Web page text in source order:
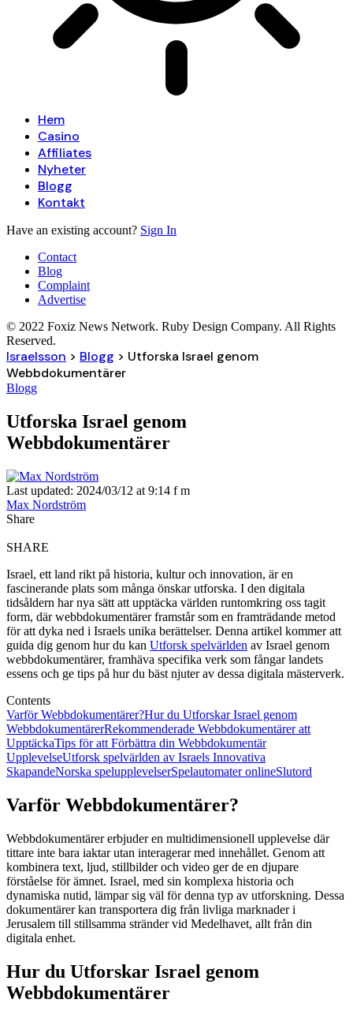
Hem
Casino
Affiliates
Nyheter
Blogg
Kontakt
Have an existing account? Sign In
Contact
Blog
Complaint
Advertise
© 2022 Foxiz News Network. Ruby Design Company. All Rights
Reserved.
Israelsson > Blogg > Utforska Israel genom
Webbdokumentärer
Blogg
Utforska Israel genom
Webbdokumentärer
Last updated: 2024/03/12 at 9:14 f m
Max Nordström
Share
SHARE
Israel, ett land rikt på historia, kultur och innovation, är en
fascinerande plats som många önskar utforska. I den digitala
tidsåldern har nya sätt att upptäcka världen runtomkring oss tagit
form, där webbdokumentärer framstår som en framträdande metod
för att dyka ned i Israels unika berättelser. Denna artikel kommer att
guida dig genom hur du kan Utforsk spelvärlden av Israel genom
webbdokumentärer, framhäva specifika verk som fångar landets
essens och ge tips på hur du bäst njuter av dessa digitala mästerverk.
Contents
Varför Webbdokumentärer?Hur du Utforskar Israel genom
WebbdokumentärerRekommenderade Webbdokumentärer att
UpptäckaTips för att Förbättra din Webbdokumentär
UpplevelseUtforsk spelvärlden av Israels Innovativa
SkapandeNorska spelupplevelserSpelautomater onlineSlutord
Varför Webbdokumentärer?
Webbdokumentärer erbjuder en multidimensionell upplevelse där
tittare inte bara iaktar utan interagerar med innehållet. Genom att
kombinera text, ljud, stillbilder och video ger de en djupare
förståelse för ämnet. Israel, med sin komplexa historia och
dynamiska nutid, lämpar sig väl för denna typ av utforskning. Dessa
dokumentärer kan transportera dig från livliga marknader i
Jerusalem till stillsamma stränder vid Medelhavet, allt från din
digitala enhet.
Hur du Utforskar Israel genom
Webbdokumentärer